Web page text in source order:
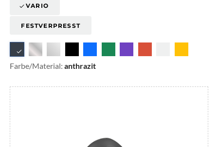
VARIO
FESTVERPRESST
Farbe/Material: anthrazit